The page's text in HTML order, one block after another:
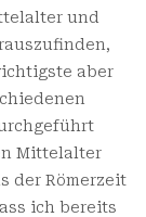
und
aber
Mittelalter
der Römerzeit
ich bereits